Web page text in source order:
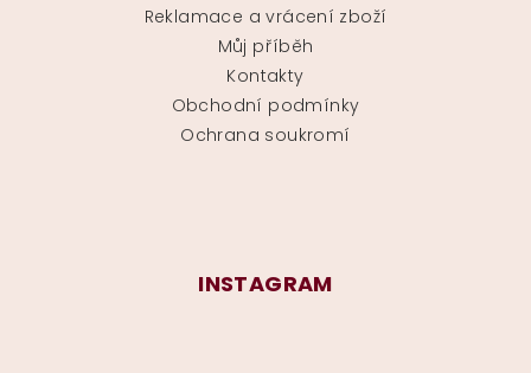
Reklamace a vrácení zboží
Můj příběh
Kontakty
Obchodní podmínky
Ochrana soukromí
INSTAGRAM